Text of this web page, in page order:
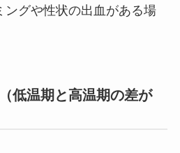
ングや性状の出血がある場
低温期と高温期の差が